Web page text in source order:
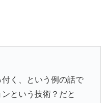
く、という例の話で
という技術？だと